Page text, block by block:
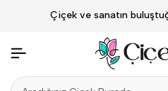
Çiçek ve sanatın